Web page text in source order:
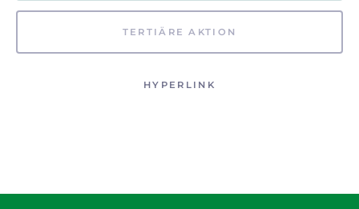
TERTIÄRE AKTION
HYPERLINK